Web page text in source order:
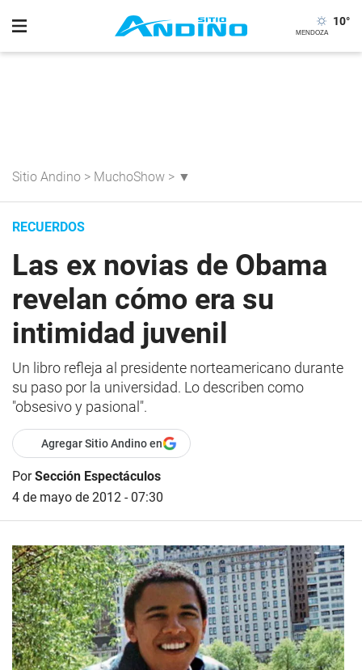
10°
Sitio Andino > MuchoShow > ▼
RECUERDOS
Las ex novias de Obama
revelan cómo era su
intimidad juvenil
Un libro refleja al presidente norteamericano durante
su paso por la universidad. Lo describen como
"obsesivo y pasional".
Agregar Sitio Andino en
PorSección Espectáculos
4 de mayo de 2012 - 07:30